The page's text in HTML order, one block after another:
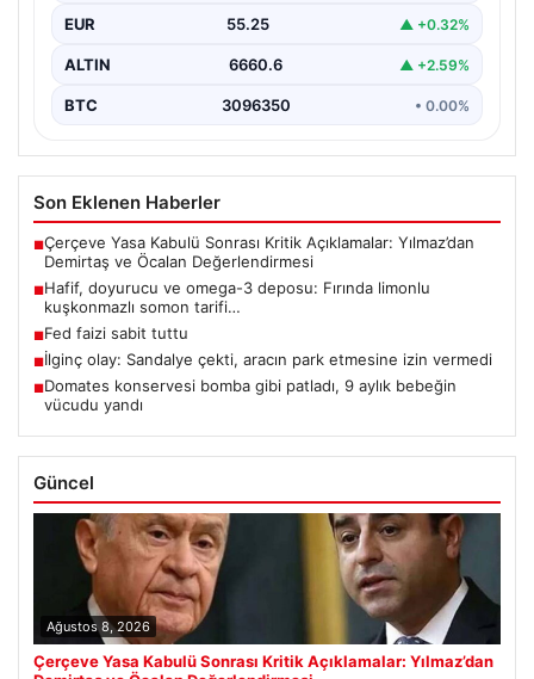
EUR 55.25 ▲ +0.32%
ALTIN 6660.6 ▲ +2.59%
BTC 3096350 • 0.00%
Son Eklenen Haberler
■Çerçeve Yasa Kabulü Sonrası Kritik Açıklamalar: Yılmaz’dan
Demirtaş ve Öcalan Değerlendirmesi
■Hafif, doyurucu ve omega-3 deposu: Fırında limonlu
kuşkonmazlı somon tarifi…
■Fed faizi sabit tuttu
■İlginç olay: Sandalye çekti, aracın park etmesine izin vermedi
■Domates konservesi bomba gibi patladı, 9 aylık bebeğin
vücudu yandı
Güncel
Ağustos 8, 2026
Çerçeve Yasa Kabulü Sonrası Kritik Açıklamalar: Yılmaz’dan